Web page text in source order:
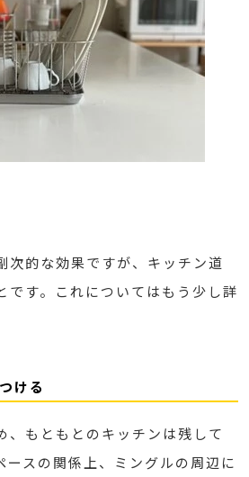
次的な効果ですが、キッチン道
です。これについてはもう少し詳
ける
、もともとのキッチンは残して
ースの関係上、ミングルの周辺に